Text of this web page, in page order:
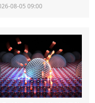
08-05 09:00